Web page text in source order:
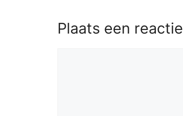
Plaats een reactie